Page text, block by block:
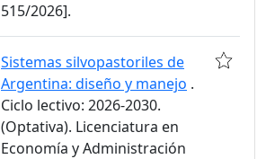
515/2026].
Sistemas silvopastoriles de
Argentina: diseño y manejo .
Ciclo lectivo: 2026-2030.
(Optativa). Licenciatura en
Economía y Administración